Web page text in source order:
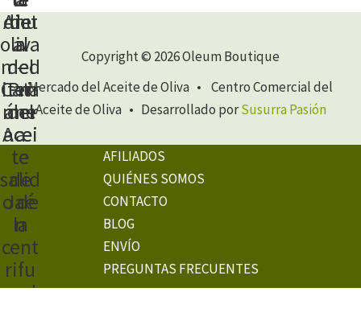
Copyright © 2026 Oleum Boutique
Mercado del Aceite de Oliva • Centro Comercial del
Aceite de Oliva • Desarrollado porSusurra Pasión
AFILIADOS
QUIÉNES SOMOS
CONTACTO
BLOG
ENVÍO
PREGUNTAS FRECUENTES